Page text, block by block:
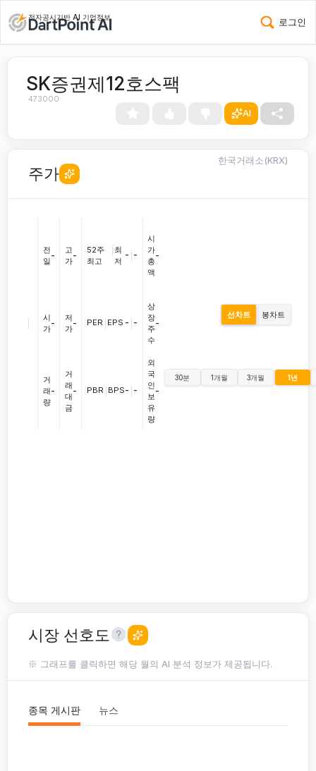
전자공시기반 AI 기업정보 로그인
SK증권제12호스팩
473000
AI
주가
한국거래소(KRX)
전
일
-
시
가
-
거
래
량
-
고
가
-
저
가
-
거
래
대
금
-
52주
최고
최
저
- -
PER EPS - -
PBR BPS- -
시
가
총
액
-
상
장
주
수
-
외
국
인
보
유
량
-
선차트 봉차트
30분 1개월 3개월 1년
시장 선호도
※ 그래프를 클릭하면 해당 월의 AI 분석 정보가 제공됩니다.
종목 게시판 뉴스